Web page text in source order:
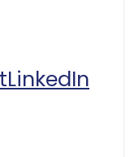
LinkedIn